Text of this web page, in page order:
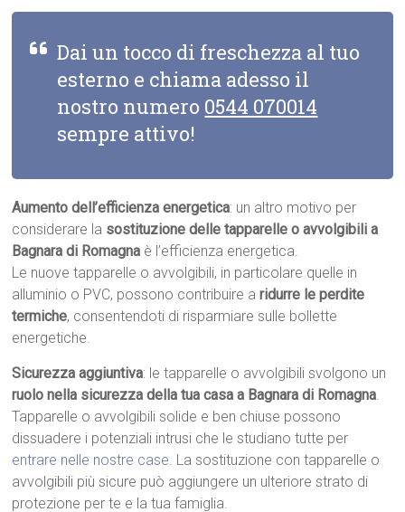
Dai un tocco di freschezza al tuo
esterno e chiama adesso il
nostro numero 0544 070014
sempre attivo!
Aumento dell’efficienza energetica: un altro motivo per
considerare la sostituzione delle tapparelle o avvolgibili a
Bagnara di Romagna è l’efficienza energetica.
Le nuove tapparelle o avvolgibili, in particolare quelle in
alluminio o PVC, possono contribuire aridurre le perdite
termiche, consentendoti di risparmiare sulle bollette
energetiche.
Sicurezza aggiuntiva: le tapparelle o avvolgibili svolgono un
ruolo nella sicurezza della tua casa a Bagnara di Romagna.
Tapparelle o avvolgibili solide e ben chiuse possono
dissuadere i potenziali intrusi che le studiano tutte per
entrare nelle nostre case. La sostituzione con tapparelle o
avvolgibili più sicure può aggiungere un ulteriore strato di
protezione per te e la tua famiglia.